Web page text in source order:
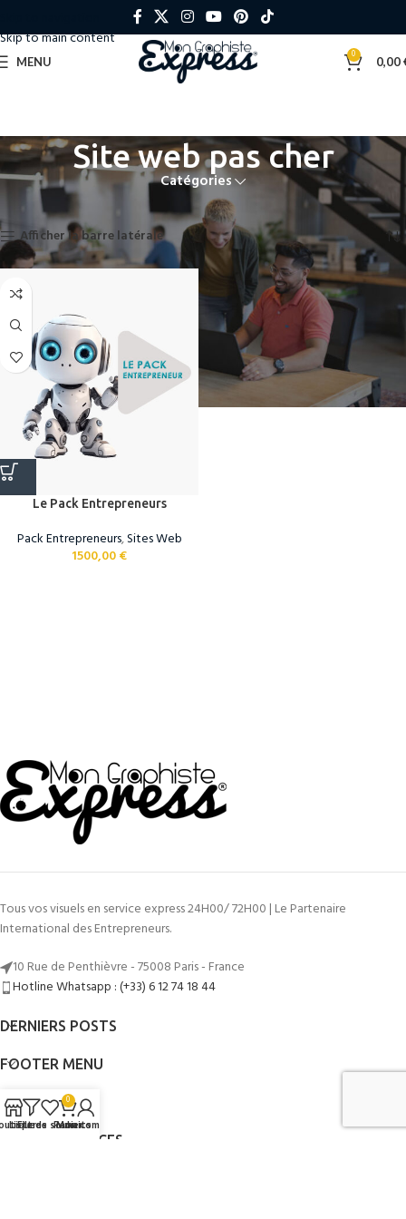
Skip to main content
MENU 0 0,00
Site web pas cher
Catégories
» Site web pas cher
Voici le seul résultat
Afficher la barre latérale
Le Pack Entrepreneurs
Pack Entrepreneurs,Sites Web
1500,00€
Tous vos visuels en service express 24H00/ 72H00 | Le Partenaire
International des Entrepreneurs.
10 Rue de Penthièvre - 75008 Paris - France
Hotline Whatsapp : (+33) 6 12 74 18 44
DERNIERS POSTS
FOOTER MENU
LIENS UTILES
AUTRES SERVICES
Filtres
Liste de souhaits
0
Panier
Mon compte